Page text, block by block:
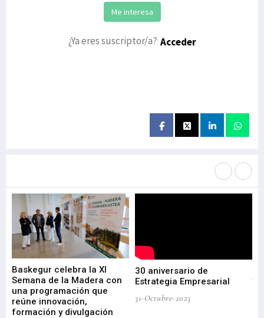
Me interesa
¿Ya eres suscriptor/a? Acceder
Baskegur celebra la XI
Semana de la Madera con
una programación que
reúne innovación,
formación y divulgación
30 aniversario de
Estrategia Empresarial
31-Octubre-2023